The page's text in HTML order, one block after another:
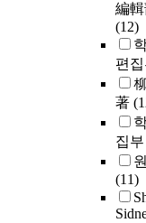
編
(12)
편
著
집부
(11)